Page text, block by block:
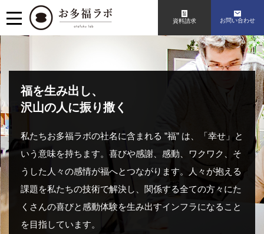
資料請求 お問い合わせ
福を生み出し、
沢山の人に振り撒く
私たちお多福ラボの社名に含まれる ”福” は、「幸せ」と
いう意味を持ちます。喜びや感謝、感動、ワクワク、そ
うした人々の感情が福へとつながります。人々が抱える
課題を私たちの技術で解決し、関係する全ての方々にた
くさんの喜びと感動体験を生み出すインフラになること
を目指しています。